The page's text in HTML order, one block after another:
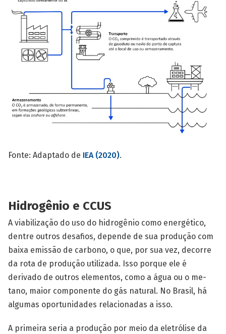
Fonte: Adaptado de IEA (2020).
Hidrogênio e CCUS
A viabilização do uso do hidrogênio como energético,
dentre outros desafios, depende de sua produção com
baixa emissão de carbono, o que, por sua vez, decorre
da rota de produção utilizada. Isso porque ele é
derivado de outros elementos, como a água ou o me­
tano, maior componente do gás natural. No Brasil, há
algumas oportunidades relacionadas a isso.
A primeira seria a produção por meio da eletrólise da